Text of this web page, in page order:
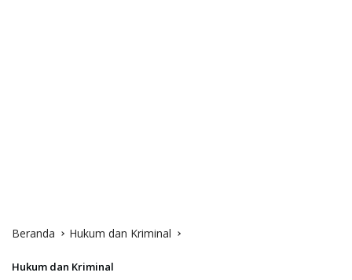
Beranda Hukum dan Kriminal
Hukum dan Kriminal